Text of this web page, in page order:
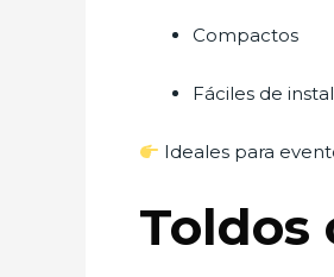
Compactos
Fáciles de
Ideales para
Toldos